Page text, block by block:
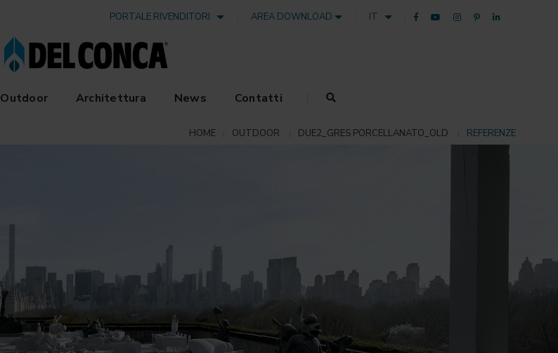
PORTALE RIVENDITORI AREA DOWNLOAD IT
Outdoor Architettura News Contatti
HOME OUTDOOR DUE2_GRES PORCELLANATO_OLD REFERENZE